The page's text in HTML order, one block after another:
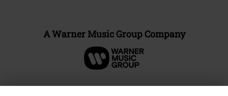
A Warner Music Group Company